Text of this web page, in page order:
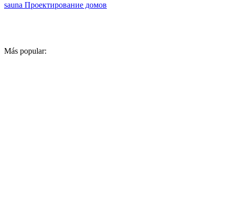
sauna Проектирование домов
Más popular: